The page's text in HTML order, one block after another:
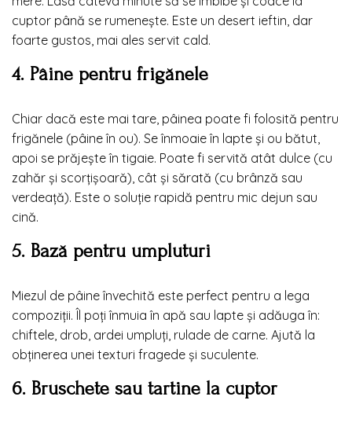
cuptor până se rumenește. Este un desert ieftin, dar
foarte gustos, mai ales servit cald.
4. Pâine pentru frigănele
Chiar dacă este mai tare, pâinea poate fi folosită pentru
frigănele (pâine în ou). Se înmoaie în lapte și ou bătut,
apoi se prăjește în tigaie. Poate fi servită atât dulce (cu
zahăr și scorțișoară), cât și sărată (cu brânză sau
verdeață). Este o soluție rapidă pentru mic dejun sau
cină.
5. Bază pentru umpluturi
Miezul de pâine învechită este perfect pentru a lega
compoziții. Îl poți înmuia în apă sau lapte și adăuga în:
chiftele, drob, ardei umpluți, rulade de carne. Ajută la
obținerea unei texturi fragede și suculente.
6. Bruschete sau tartine la cuptor